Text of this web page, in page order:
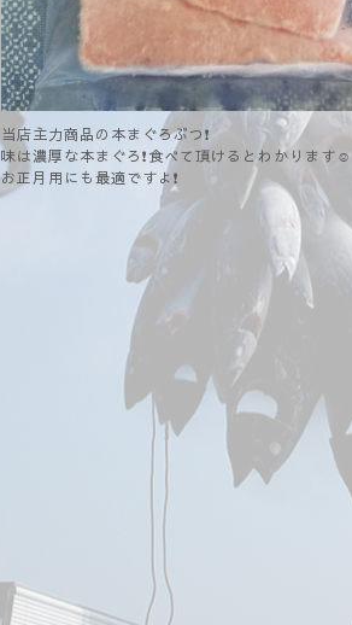
当店主力商品の本まぐろぶつ❗
味は濃厚な本まぐろ❗食べて頂けるとわかります☺️
お正月用にも最適ですよ❗